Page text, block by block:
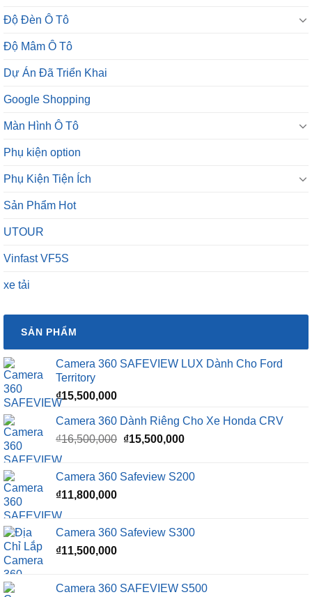
Độ Đèn Ô Tô
Độ Mâm Ô Tô
Dự Án Đã Triển Khai
Google Shopping
Màn Hình Ô Tô
Phụ kiện option
Phụ Kiện Tiện Ích
Sản Phẩm Hot
UTOUR
Vinfast VF5S
xe tải
SẢN PHẨM
Camera 360 SAFEVIEW LUX Dành Cho Ford
Territory
₫15,500,000
Camera 360 Dành Riêng Cho Xe Honda CRV
₫16,500,000 Giá
₫16,500,000.
₫15,500,000Giá
là:
Camera 360 Safeview S200
₫11,800,000
Camera 360 Safeview S300
₫11,500,000
Camera 360 SAFEVIEW S500